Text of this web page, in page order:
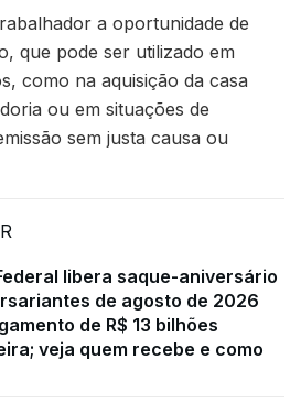
a oportunidade de
que pode ser utilizado em
como na aquisição da casa
ou em situações de
sem justa causa ou
libera saque-aniversário
de agosto de 2026
de R$ 13 bilhões
veja quem recebe e como